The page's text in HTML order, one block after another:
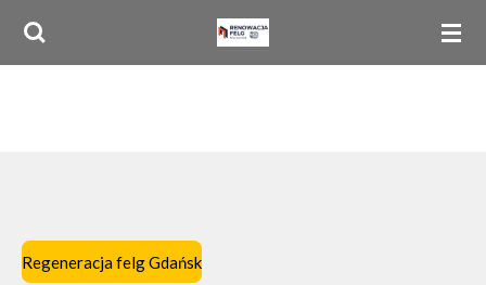
Przejdź
Regeneracja felg Gdańsk